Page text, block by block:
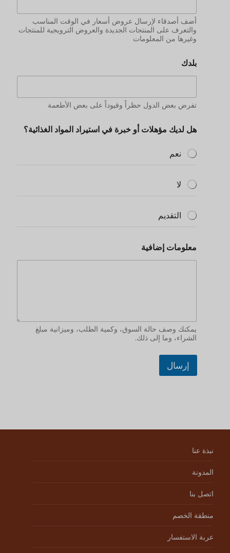
أضف أصدقاء لإرسال عروض أسعار في الوقت المناسب
والتعرف على المنتجات الجديدة والعروض الترويجية للمنتجات
وغيرها من المعلومات
بلدك
تفرض بعض الدول حظراً وقيوداً على بعض الأطعمة
هل لديك مؤهلات أو خبرة في استيراد المواد الغذائية؟
نعم
لا
التقديم
معلومات إضافية
يمكنك وصف حالة السوق، وكمية الطلب، وميزانية مبلغ
الشراء، وما إلى ذلك.
إرسال
نبذة عنا
المدونة
اتصل بنا
منطقة الخصم
عربة الاستفسار